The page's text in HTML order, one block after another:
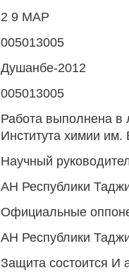
2 9 МАР
005013005
Душанбе-2012
005013005
Работа выполнена в
Института химии
Научный
АН Республики
Официальные
АН Республики
Защита состоится И